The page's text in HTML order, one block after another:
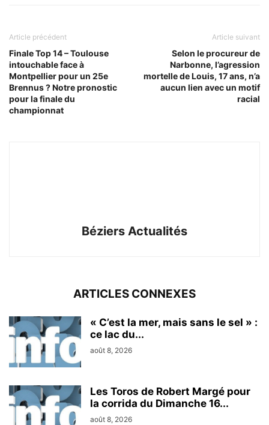
Article précédent
Finale Top 14 – Toulouse
intouchable face à
Montpellier pour un 25e
Brennus ? Notre pronostic
pour la finale du
championnat
Article suivant
Selon le procureur de
Narbonne, l’agression
mortelle de Louis, 17 ans, n’a
aucun lien avec un motif
racial
Béziers Actualités
ARTICLES CONNEXES
« C’est la mer, mais sans le sel » :
ce lac du...
août 8, 2026
Les Toros de Robert Margé pour
la corrida du Dimanche 16...
août 8, 2026